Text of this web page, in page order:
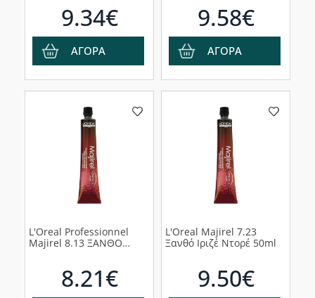
9.34€
ΑΓΟΡΑ
9.58€
ΑΓΟΡΑ
L'Oreal Professionnel
Majirel 8.13 ΞΑΝΘΟ
8.21€
L'Oreal Majirel 7.23
Ξανθό Ιριζέ Ντορέ 50ml
9.50€